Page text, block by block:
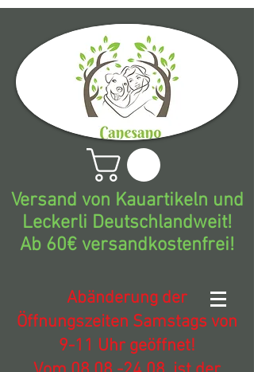
Versand von Kauartikeln und
Leckerli Deutschlandweit!
Ab 60€ versandkostenfrei!
Abänderung der
Öffnungszeiten Samstags von
9-11 Uhr geöffnet!